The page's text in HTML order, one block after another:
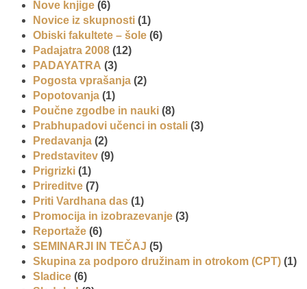
Nove knjige (6)
Novice iz skupnosti (1)
Obiski fakultete – šole (6)
Padajatra 2008 (12)
PADAYATRA (3)
Pogosta vprašanja (2)
Popotovanja (1)
Poučne zgodbe in nauki (8)
Prabhupadovi učenci in ostali (3)
Predavanja (2)
Predstavitev (9)
Prigrizki (1)
Prireditve (7)
Priti Vardhana das (1)
Promocija in izobrazevanje (3)
Reportaže (6)
SEMINARJI IN TEČAJ (5)
Skupina za podporo družinam in otrokom (CPT) (1)
Sladice (6)